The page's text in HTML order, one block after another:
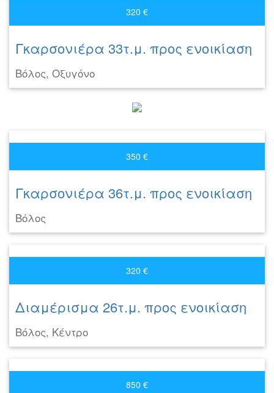
320 €
Γκαρσονιέρα 33τ.μ. προς ενοικίαση
Βόλος, Οξυγόνο
350 €
Γκαρσονιέρα 36τ.μ. προς ενοικίαση
Βόλος
320 €
Διαμέρισμα 26τ.μ. προς ενοικίαση
Βόλος, Κέντρο
850 €